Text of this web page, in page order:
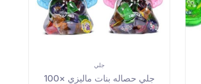
جلي
جلي حصاله بنات ماليزي ×100